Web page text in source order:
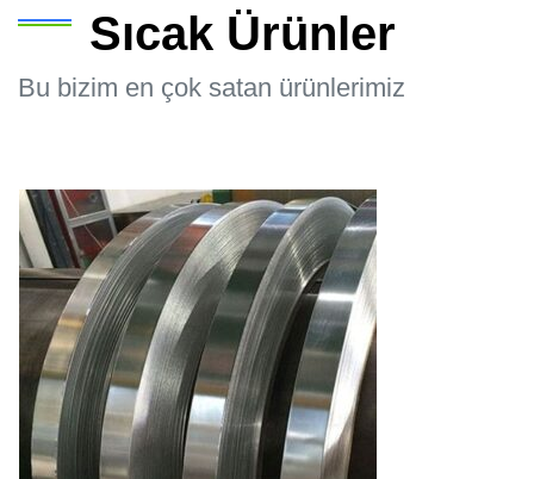
Sıcak Ürünler
Bu bizim en çok satan ürünlerimiz